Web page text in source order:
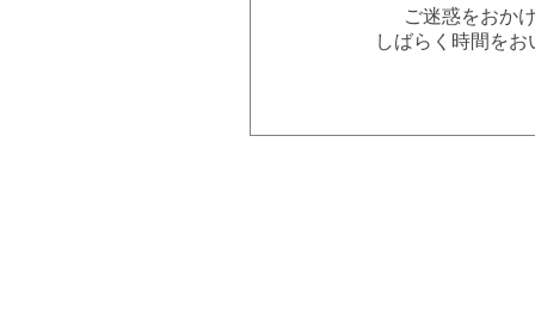
ご迷惑をおか
しばらく時間を